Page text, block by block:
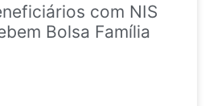
com NIS
Bolsa Família